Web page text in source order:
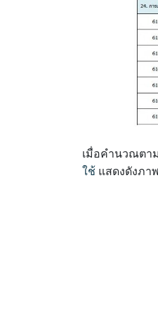
เมื่อคำนวณตา
ใช้ แสดงดังภาพ